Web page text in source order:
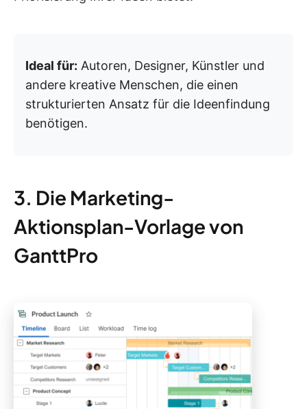
Ideal für: Autoren, Designer, Künstler und
andere kreative Menschen, die einen
strukturierten Ansatz für die Ideenfindung
benötigen.
3. Die Marketing-
Aktionsplan-Vorlage von
GanttPro